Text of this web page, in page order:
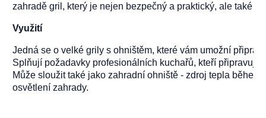
zahradě gril, který je nejen bezpečný a praktický, ale také
Využití
Jedná se o velké grily s ohništěm, které vám umožní
Splňují požadavky profesionálních kuchařů, kteří připravují
Může sloužit také jako zahradní ohniště - zdroj tepla
osvětlení zahrady.